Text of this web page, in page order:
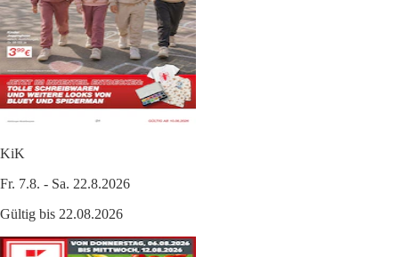
KiK
Fr. 7.8. - Sa. 22.8.2026
Gültig bis 22.08.2026